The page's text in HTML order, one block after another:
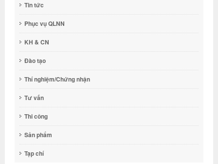
Tin tức
Phục vụ QLNN
KH & CN
Đào tạo
Thí nghiệm/Chứng nhận
Tư vấn
Thi công
Sản phẩm
Tạp chí